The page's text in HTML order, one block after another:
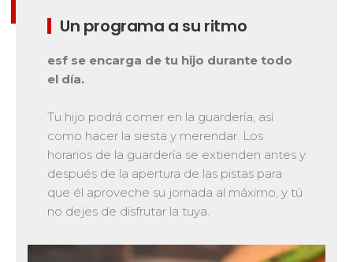
Saboya 83
Isère
Macizo Central 4
Pirineos 20
Jura 6
Vosgos 4
Todos los niveles
Mídete con otros competidores
Pruebas de freestyle
Niños y adolescentes
Les résultats par épreuves
Qualification Stagiaires
Les résultats par épreuves
Un programa a su ritmo
esf se encarga de tu hijo durante todo
el día.
Tu hijo podrá comer en la guardería, así
como hacer la siesta y merendar. Los
horarios de la guardería se extienden antes y
después de la apertura de las pistas para
que él aproveche su jornada al máximo, y tú
no dejes de disfrutar la tuya.